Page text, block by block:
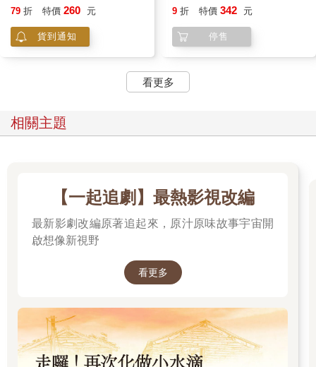
呵呵，就說到這裡了。該打住了。
正如電影，如果導演必須跳出來說，你們必須要怎樣看我的電
影，那肯定不是一部好片；同樣的，如果小說作者為自己講太
多，也是沒信心的俗氣表現。
這十年，由於勇於生活，多體會了好多人間事。
所以我看待感情，看待人，比十年前寬容。
有缺點的才是人，有缺憾的才是人生。
得存在，而每一個故事都有可能……
痛苦中又有最折騰人的快樂。這是身為寫作者虛心接受的人生。
79 折 特價 260 元
貨到通知
9 折 特價 342 元
停售
看更多
相關主題
【一起追劇】最熱影視改編
最新影劇改編原著追起來，原汁原味故事宇宙開
啟想像新視野
看更多